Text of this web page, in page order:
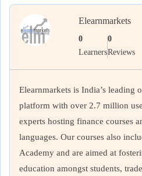
Elearnmarkets
0
Learners
0
Reviews
Elearnmarkets is India’s leading
platform with over 2.7 million
experts hosting finance courses
languages. Our courses also
Academy and are aimed at
education amongst students,